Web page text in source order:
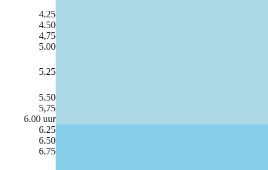
4.25
4.50
4,75
5.00
5.25
5.50
5,75
6.00 uur
6.25
6.50
6.75